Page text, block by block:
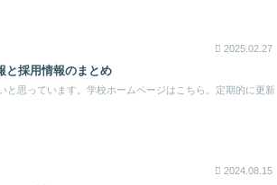
2025.02.27
と採用情報のまとめ
思っています。学校ホームページはこちら。定期的に更新
2024.08.15